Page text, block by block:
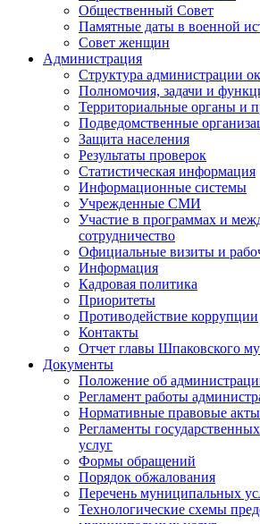
Общественный Совет
Памятные даты в военной
Совет женщин
Администрация
Структура администрации
Полномочия, задачи и
Территориальные органы и
Подведомственные
Защита населения
Результаты проверок
Статистическая информация
Информационные системы
Учрежденные СМИ
Участие в программах и
сотрудничество
Официальные визиты и
Информация
Кадровая политика
Приоритеты
Противодействие коррупции
Контакты
Отчет главы Шпаковского
Документы
Положение об
Регламент работы
Нормативные правовые акты
Регламенты
услуг
Формы обращений
Порядок обжалования
Перечень муниципальных
Технологические схемы